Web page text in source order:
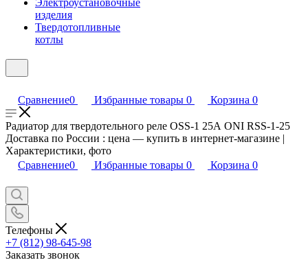
Электроустановочные
изделия
Твердотопливные
котлы
Сравнение0 Избранные товары 0 Корзина 0
Радиатор для твердотельного реле OSS-1 25А ONI RSS-1-25
Доставка по России : цена — купить в интернет-магазине |
Характеристики, фото
Сравнение0 Избранные товары 0 Корзина 0
Телефоны
+7 (812) 98-645-98
Заказать звонок